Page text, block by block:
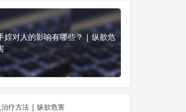
婬对人的影响有哪些？ | 纵欲危
疗方法 | 纵欲危害